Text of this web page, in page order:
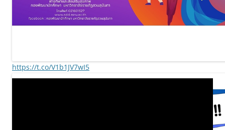
https://t.co/V1b1JV7wI5